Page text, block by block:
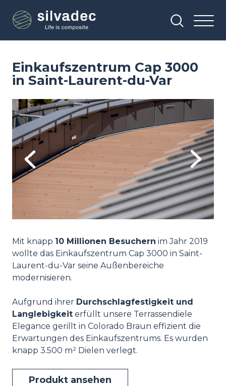
zum
Inhalt
Einkaufszentrum Cap 3000
in Saint-Laurent-du-Var
Previous
Image
Next
Mit knapp 10 Millionen Besuchern im Jahr 2019
wollte das Einkaufszentrum Cap 3000 in Saint-
Laurent-du-Var seine Außenbereiche
modernisieren.
Aufgrund ihrer Durchschlagfestigkeit und
Langlebigkeit erfüllt unsere Terrassendiele
Elegance gerillt in Colorado Braun effizient die
Erwartungen des Einkaufszentrums. Es wurden
knapp 3.500 m² Dielen verlegt.
Produkt ansehen